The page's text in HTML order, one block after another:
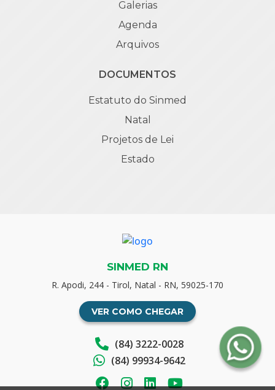
Galerias
Agenda
Arquivos
DOCUMENTOS
Estatuto do Sinmed
Natal
Projetos de Lei
Estado
SINMED RN
R. Apodi, 244 - Tirol, Natal - RN, 59025-170
VER COMO CHEGAR
(84) 3222-0028
(84) 99934-9642